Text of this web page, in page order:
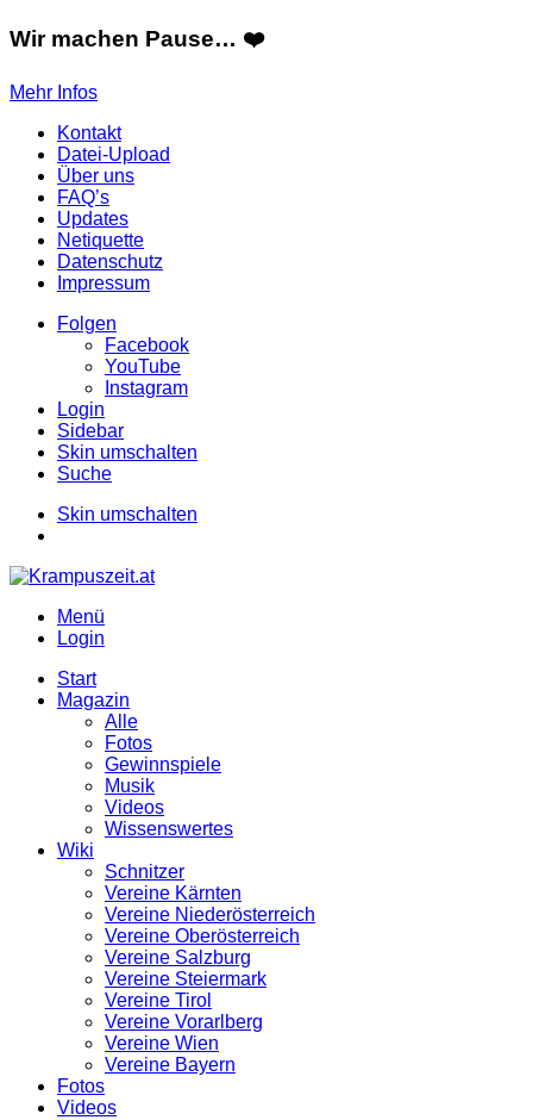
Wir machen Pause… ❤️
Mehr Infos
Kontakt
Datei-Upload
Über uns
FAQ’s
Updates
Netiquette
Datenschutz
Impressum
Folgen
Facebook
YouTube
Instagram
Login
Sidebar
Skin umschalten
Suche
Skin umschalten
Menü
Login
Start
Magazin
Alle
Fotos
Gewinnspiele
Musik
Videos
Wissenswertes
Wiki
Schnitzer
Vereine Kärnten
Vereine Niederösterreich
Vereine Oberösterreich
Vereine Salzburg
Vereine Steiermark
Vereine Tirol
Vereine Vorarlberg
Vereine Wien
Vereine Bayern
Fotos
Videos